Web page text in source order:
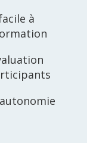
à